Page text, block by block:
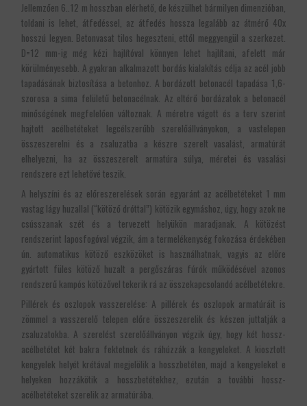
Jellemzően 6..12 m hosszban elérhető, de készülhet bármilyen dimenzióban,
toldani is lehet, átfedéssel, az átfedés hossza legalább az átmérő 40x
hosszú legyen. Betonvasat tilos hegeszteni, ettől meggyengül a szerkezet.
D=12 mm-ig még kézi hajlítóval könnyen lehet hajlítani, afelett már
körülményesebb. A gyakran alkalmazott bordás kialakítás célja az acél jobb
tapadásának biztosítása a betonhoz. A bordázott betonacél tapadása 1,6-
szorosa a sima felületű betonacélnak. Az eltérő bordázatok a betonacél
minőségének megfelelően változnak. A méretre vágott és a terv szerint
hajtott acélbetéteket legcélszerűbb szerelőállványokon, a vastelepen
összeszerelni és a zsaluzatba a készre szerelt vasalást, armatúrát
elhelyezni, ha az összeszerelt armatúra súlya, méretei és vasalási
rendszere ezt lehetővé teszik.
A helyszíni és az előreszerelések során egyaránt az acélbetéteket 1 mm
vastag lágy huzallal (“kötöző dróttal”) kötözik egymáshoz, úgy, hogy azok ne
csússzanak szét és a tervezett helyükön maradjanak. A kötözést
rendszerint laposfogóval végzik, ám a termelékenység fokozása érdekében
ún. automatikus kötöző eszközöket is használhatnak, vagyis az előre
gyártott füles kötöző huzalt a pergőszáras fúrók működésével azonos
rendszerű kampós kötözővel tekerik rá az összekapcsolandó acélbetétekre.
Pillérek és oszlopok vasszerelése: A pillérek és oszlopok armatúráit is
zömmel a vasszerelő telepen előre összeszerelik és készen juttatják a
zsaluzatokba. A szerelést szerelőállványon végzik úgy, hogy két hossz-
acélbetétet két bakra fektetnek és ráhúzzák a kengyeleket. A kiosztott
kengyelek helyét krétával megjelölik a hosszbetéten, majd a kengyeleket e
helyeken hozzákötik a hosszbetétekhez, ezután a további hossz-
acélbetéteket szerelik az armatúrába.